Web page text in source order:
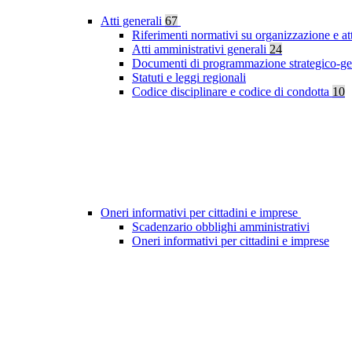
Atti generali 67
Riferimenti normativi su organizzazione e
Atti amministrativi generali 24
Documenti di programmazione strategico-
Statuti e leggi regionali
Codice disciplinare e codice di condotta 10
Oneri informativi per cittadini e imprese
Scadenzario obblighi amministrativi
Oneri informativi per cittadini e imprese